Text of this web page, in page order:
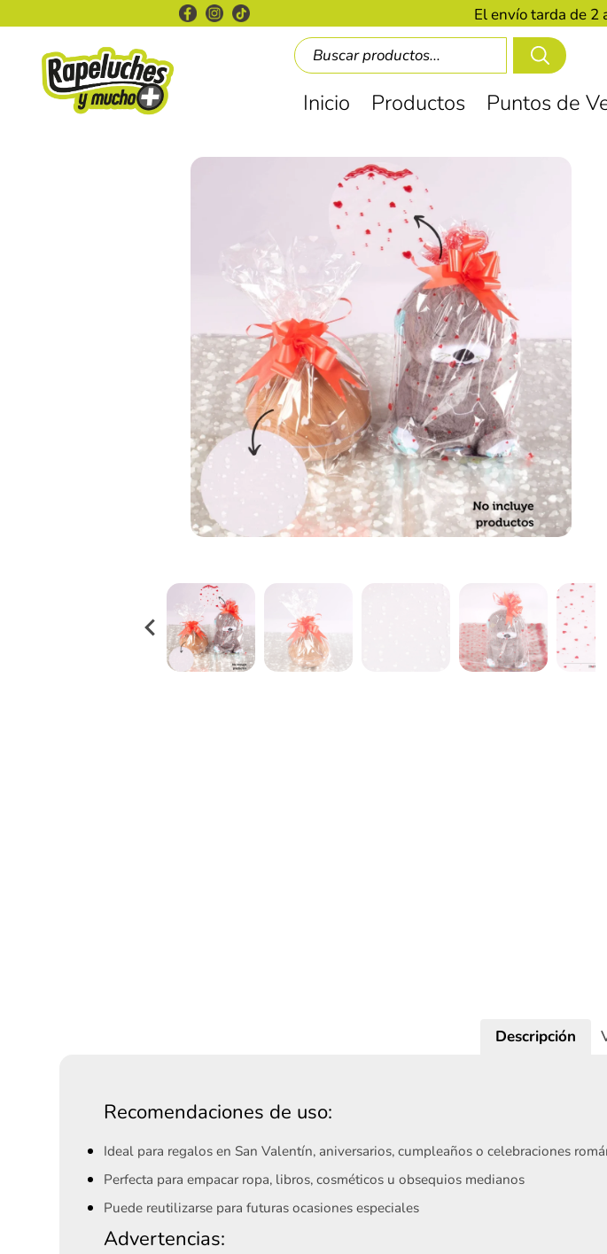
El envío tarda de 2
Inicio Productos Puntos de
Descripción
Recomendaciones de uso:
Ideal para regalos en San Valentín, aniversarios, cumpleaños o celebraciones
Perfecta para empacar ropa, libros, cosméticos u obsequios medianos
Puede reutilizarse para futuras ocasiones especiales
Advertencias: